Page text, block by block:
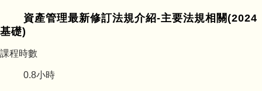
資產管理最新修訂法規介紹-主要法規相關(2024
基礎)
課程時數
0.8小時